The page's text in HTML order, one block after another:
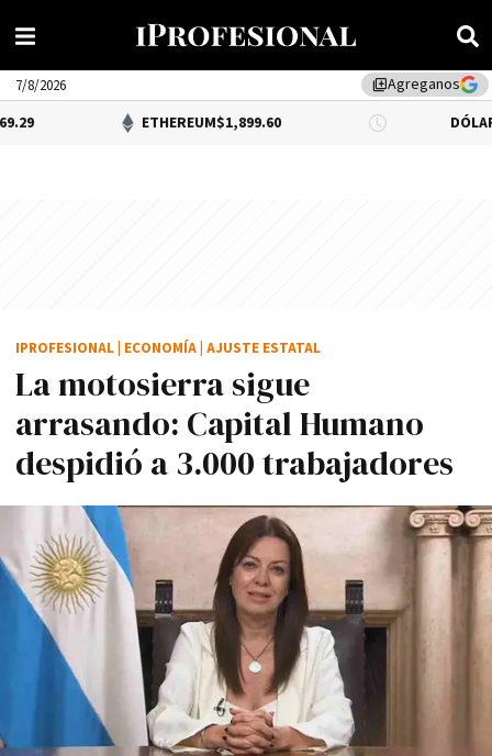
library_addAgreganos
7/8/2026
ETHEREUM $1,899.60 DÓLAR BNA
La motosierra sigue
arrasando: Capital Humano
despidió a 3.000 trabajadores
IPROFESIONAL ECONOMÍA AJUSTE ESTATAL